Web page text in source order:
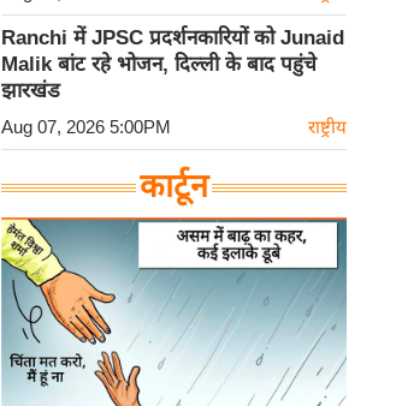
Ranchi में JPSC प्रदर्शनकारियों को Junaid
Malik बांट रहे भोजन, दिल्ली के बाद पहुंचे
झारखंड
Aug 07, 2026 5:00PM राष्ट्रीय
कार्टून